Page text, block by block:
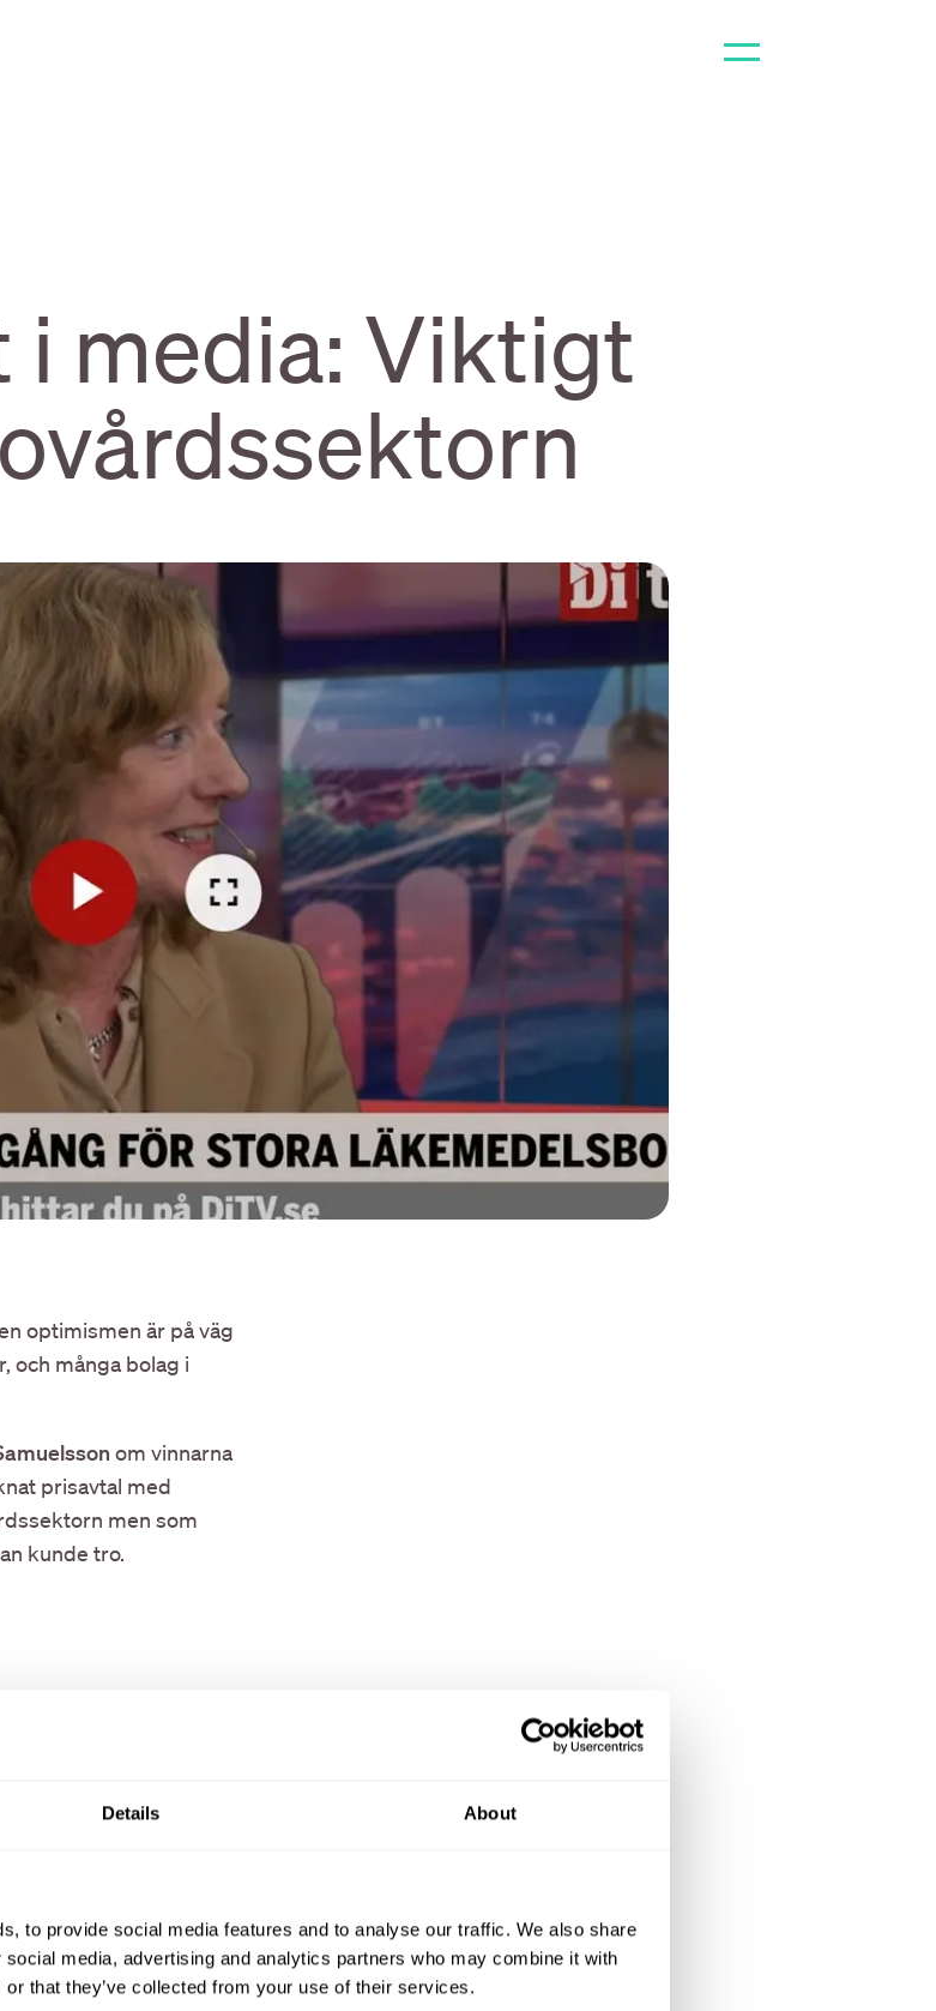
Details About
to provide social media features and to analyse our traffic. We also share
media, advertising and analytics partners who may combine it with
that they’ve collected from your use of their services.
i media: Viktigt
optimismen är på väg
och många bolag i
om vinnarna
prisavtal med
men som
kunde tro.